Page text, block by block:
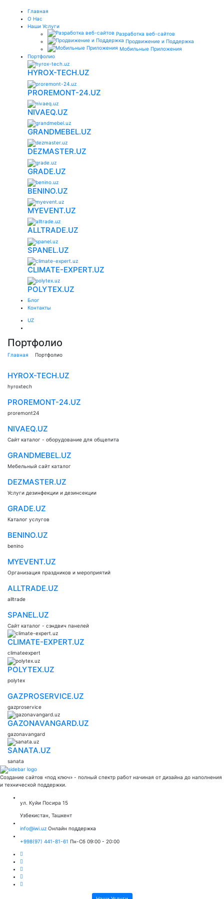
Главная
О Нас
Наши Услуги
Разработка веб-сайтов
Продвижение и Поддержка
Мобильные Приложения
Портфолио
HYROX-TECH.UZ
PROREMONT-24.UZ
NIVAEQ.UZ
GRANDMEBEL.UZ
DEZMASTER.UZ
GRADE.UZ
BENINO.UZ
MYEVENT.UZ
ALLTRADE.UZ
SPANEL.UZ
CLIMATE-EXPERT.UZ
POLYTEX.UZ
Блог
Контакты
UZ
Портфолио
Главная Портфолио
HYROX-TECH.UZ
hyroxtech
PROREMONT-24.UZ
proremont24
NIVAEQ.UZ
Сайт каталог - оборудование для общепита
GRANDMEBEL.UZ
Мебельный сайт каталог
DEZMASTER.UZ
Услуги дезинфекции и дезинсекции
GRADE.UZ
Каталог услугов
BENINO.UZ
benino
MYEVENT.UZ
Организация праздников и мероприятий
ALLTRADE.UZ
alltrade
SPANEL.UZ
Сайт каталог - сэндвич панелей
CLIMATE-EXPERT.UZ
climateexpert
POLYTEX.UZ
polytex
GAZPROSERVICE.UZ
gazproservice
GAZONAVANGARD.UZ
gazonavangard
SANATA.UZ
sanata
Создание сайтов «под ключ» - полный спектр работ начиная от дизайна до наполнения
и технической поддержки.
ул. Куйи Посира 15
Узбекистан, Ташкент
info@iwi.uz Онлайн поддержка
+998(97) 441-81-61 Пн-Сб 09:00 - 20:00